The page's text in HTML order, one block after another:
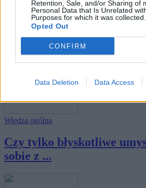
Retention, Sale, and/or Sharing of
Personal Data that Is Unrelated
Purposes for which it was collected.
Opted Out
CONFIRM
Data Deletion Data Access
10 podstawowych
Wiedza ogólna
Czy tylko błyskotliwe
sobie z ...